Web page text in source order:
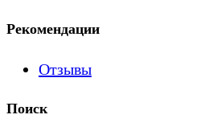
Рекомендации
Отзывы
Поиск